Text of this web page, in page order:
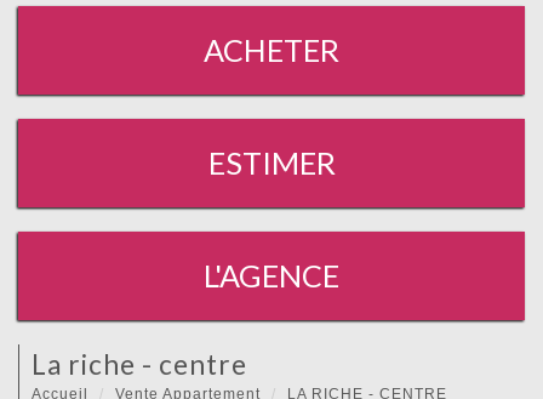
ACHETER
ESTIMER
L'AGENCE
la riche - centre
Accueil Vente Appartement LA RICHE - CENTRE